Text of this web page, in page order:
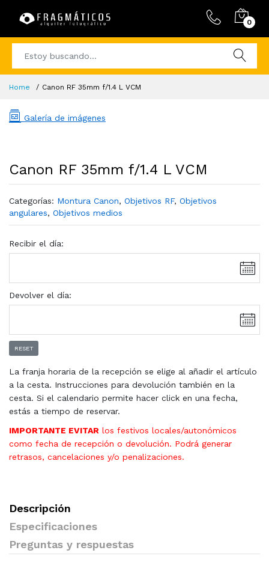
0
Home Canon RF 35mm f/1.4 L VCM
Galería de imágenes
Canon RF 35mm f/1.4 L VCM
Categorías: Montura Canon, Objetivos RF, Objetivos
angulares, Objetivos medios
Recibir el día:
Devolver el día:
RESET
La franja horaria de la recepción se elige al añadir el artículo
a la cesta. Instrucciones para devolución también en la
cesta. Si el calendario permite hacer click en una fecha,
estás a tiempo de reservar.
IMPORTANTE EVITAR los festivos locales/autonómicos
como fecha de recepción o devolución. Podrá generar
retrasos, cancelaciones y/o penalizaciones.
Descripción
Especificaciones
Preguntas y respuestas